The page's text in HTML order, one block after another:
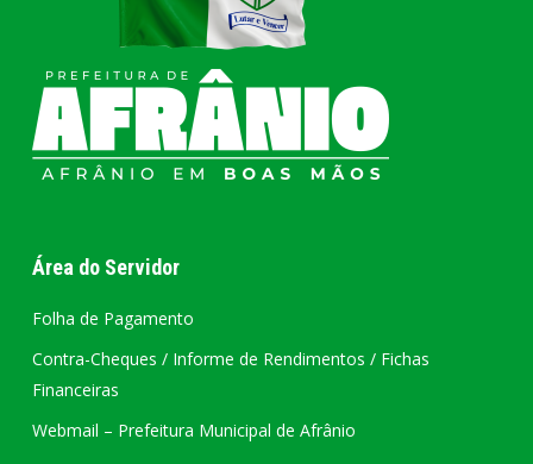
Área do Servidor
Folha de Pagamento
Contra-Cheques / Informe de Rendimentos / Fichas
Financeiras
Webmail – Prefeitura Municipal de Afrânio